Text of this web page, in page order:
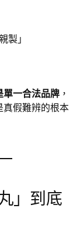
製」
單一合法品牌 ，
假難辨的根本
」到底